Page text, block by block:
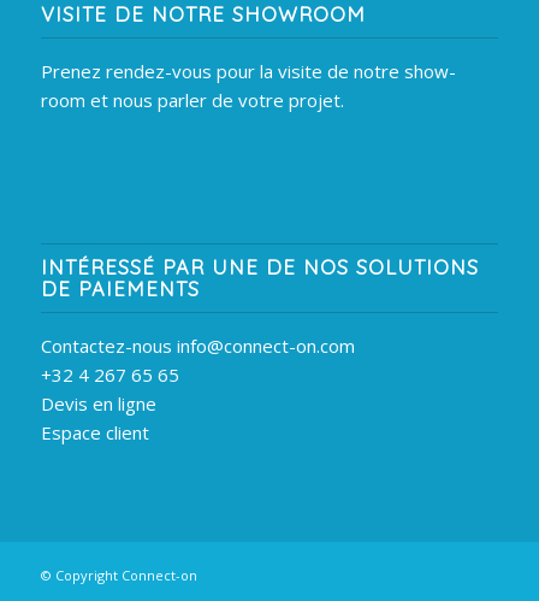
VISITE DE NOTRE SHOWROOM
Prenez rendez-vous pour la visite de notre show-
room et nous parler de votre projet.
INTÉRESSÉ PAR UNE DE NOS SOLUTIONS
DE PAIEMENTS
Contactez-nous info@connect-on.com
+32 4 267 65 65
Devis en ligne
Espace client
© Copyright Connect-on